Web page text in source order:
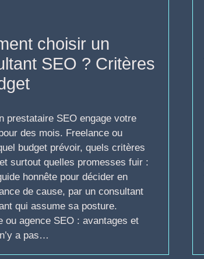
choisir un
SEO ? Critères
prestataire SEO engage votre
des mois. Freelance ou
budget prévoir, quels critères
surtout quelles promesses fuir :
honnête pour décider en
de cause, par un consultant
qui assume sa posture.
ou agence SEO : avantages et
a pas…